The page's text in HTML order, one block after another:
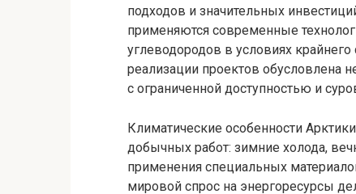
подходов и значительных
применяются современные
углеводородов в условиях
реализации проектов обусловлена
с ограниченной доступностью и
Климатические особенности
добычных работ: зимние холода,
применения специальных
мировой спрос на энергоресурсы